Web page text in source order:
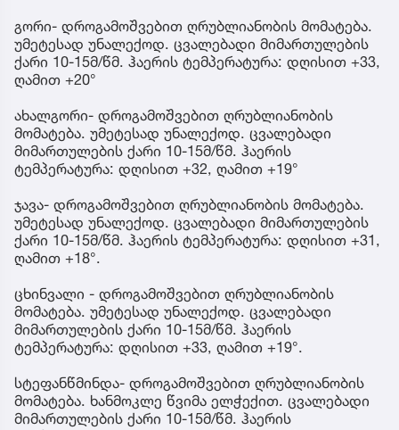
გორი- დროგამოშვებით ღრუბლიანობის მომატება.
უმეტესად უნალექოდ. ცვალებადი მიმართულების
ქარი 10-15მ/წმ. ჰაერის ტემპერატურა: დღისით +33,
ღამით +20°
ახალგორი- დროგამოშვებით ღრუბლიანობის
მომატება. უმეტესად უნალექოდ. ცვალებადი
მიმართულების ქარი 10-15მ/წმ. ჰაერის
ტემპერატურა: დღისით +32, ღამით +19°
ჯავა- დროგამოშვებით ღრუბლიანობის მომატება.
უმეტესად უნალექოდ. ცვალებადი მიმართულების
ქარი 10-15მ/წმ. ჰაერის ტემპერატურა: დღისით +31,
ღამით +18°.
ცხინვალი - დროგამოშვებით ღრუბლიანობის
მომატება. უმეტესად უნალექოდ. ცვალებადი
მიმართულების ქარი 10-15მ/წმ. ჰაერის
ტემპერატურა: დღისით +33, ღამით +19°.
სტეფანწმინდა- დროგამოშვებით ღრუბლიანობის
მომატება. ხანმოკლე წვიმა ელჭექით. ცვალებადი
მიმართულების ქარი 10-15მ/წმ. ჰაერის